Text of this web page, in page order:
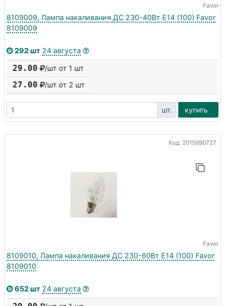
Favor
8109009, Лампа накаливания ДС 230-40Вт E14 (100) Favor
8109009
292 шт 24 августа
29.00 /шт от 1 шт
27.00 /шт от 2 шт
шт. купить
Код: 2015990727
Favor
8109010, Лампа накаливания ДС 230-60Вт E14 (100) Favor
8109010
652 шт 24 августа